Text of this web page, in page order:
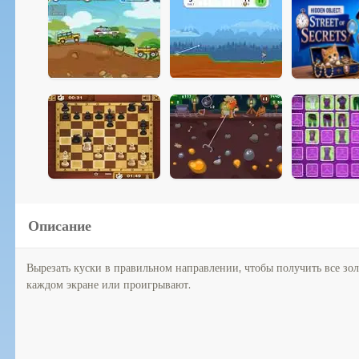
Описание
Вырезать куски в правильном направлении, чтобы получить все
каждом экране или проигрывают.